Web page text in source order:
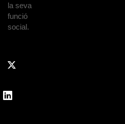
la seva
funció
social.